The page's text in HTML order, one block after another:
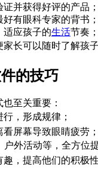
并获得好评的产品；
有眼科专家的背书；
适应孩子的生活节奏；
长可以随时了解孩子
的技巧
至关重要：
，形成规律；
屏幕导致眼睛疲劳；
户外活动等，全方位
，提高他们的积极性